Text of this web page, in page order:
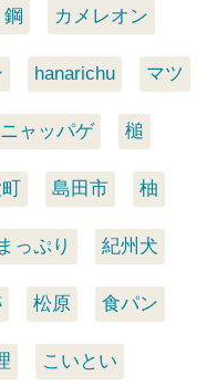
鋼 カメレオン
hanarichu マツ
ニャッパゲ 槌
島田市 柚
まっぷり 紀州犬
松原 食パン
こいとい